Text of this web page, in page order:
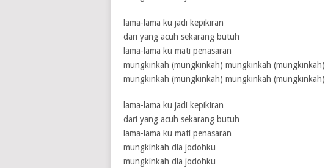
lama-lama ku jadi kepikiran
dari yang acuh sekarang butuh
lama-lama ku mati penasaran
mungkinkah (mungkinkah) mungkinkah (mungkinkah)
mungkinkah (mungkinkah) mungkinkah (mungkinkah)
lama-lama ku jadi kepikiran
dari yang acuh sekarang butuh
lama-lama ku mati penasaran
mungkinkah dia jodohku
mungkinkah dia jodohku